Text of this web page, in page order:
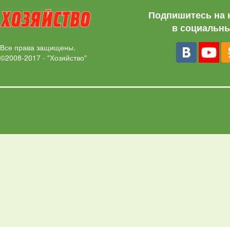
Все права защищены.
©2008-2017 - "Хозяйство"
Подпишитесь на
в